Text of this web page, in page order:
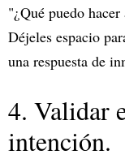
"¿Qué puedo
Déjeles espacio
una respuesta de
4. Validar
intención.